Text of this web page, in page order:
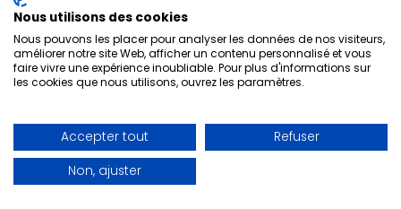
Nous utilisons des cookies
Nous pouvons les placer pour analyser les données de nos visiteurs,
améliorer notre site Web, afficher un contenu personnalisé et vous
faire vivre une expérience inoubliable. Pour plus d'informations sur
les cookies que nous utilisons, ouvrez les paramètres.
Accepter tout
Refuser
Non, ajuster